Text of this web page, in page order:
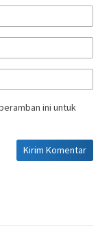
ini untuk